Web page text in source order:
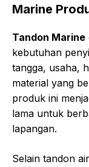
Marine
Tandon Marine
kebutuhan
tangga, usaha,
material yang
produk ini
lama untuk
lapangan.
Selain tandon